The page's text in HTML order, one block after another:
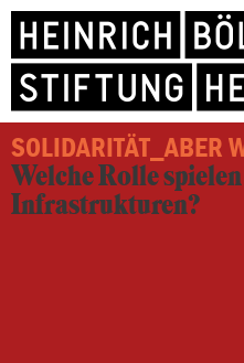
SOLIDARITÄT_ABER
Welche Rolle
Infrastrukturen?